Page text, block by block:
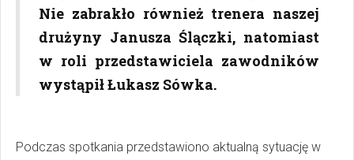
Nie zabrakło również trenera naszej
drużyny Janusza Ślączki, natomiast
w roli przedstawiciela zawodników
wystąpił Łukasz Sówka.
Podczas spotkania przedstawiono aktualną sytuację w